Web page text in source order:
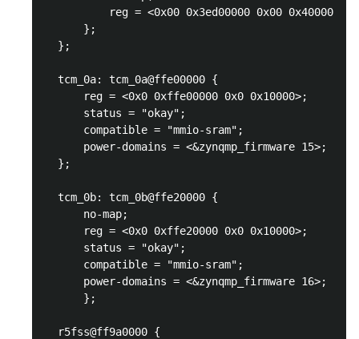
          reg = <0x00 0x3ed00000 0x00 0x40000>;
      };
  };
  tcm_0a: tcm_0a@ffe00000 {
      reg = <0x0 0xffe00000 0x0 0x10000>;
      status = "okay";
      compatible = "mmio-sram";
      power-domains = <&zynqmp_firmware 15>;
  };
  tcm_0b: tcm_0b@ffe20000 {
      no-map;
      reg = <0x0 0xffe20000 0x0 0x10000>;
      status = "okay";
      compatible = "mmio-sram";
      power-domains = <&zynqmp_firmware 16>;
      };
  r5fss@ff9a0000 {